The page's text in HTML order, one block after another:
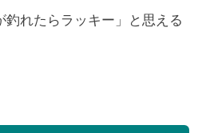
れたらラッキー」と思える